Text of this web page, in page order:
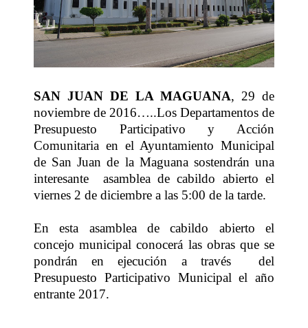
SAN JUAN DE LA MAGUANA, 29 de
noviembre de 2016…..Los Departamentos de
Presupuesto Participativo y Acción
Comunitaria en el Ayuntamiento Municipal
de San Juan de la Maguana sostendrán una
interesante asamblea de cabildo abierto el
viernes 2 de diciembre a las 5:00 de la tarde.
En esta asamblea de cabildo abierto el
concejo municipal conocerá las obras que se
pondrán en ejecución a través del
Presupuesto Participativo Municipal el año
entrante 2017.